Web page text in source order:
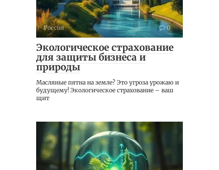
Россия 0
Экологическое страхование
для защиты бизнеса и
природы
Масляные пятна на земле? Это угроза урожаю и
будущему! Экологическое страхование – ваш
щит